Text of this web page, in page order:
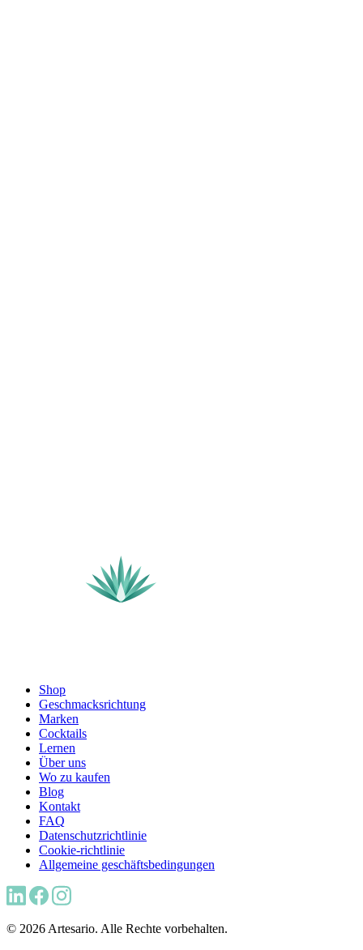
Shop
Geschmacksrichtung
Marken
Cocktails
Lernen
Über uns
Wo zu kaufen
Blog
Kontakt
FAQ
Datenschutzrichtlinie
Cookie-richtlinie
Allgemeine geschäftsbedingungen
© 2026 Artesario. Alle Rechte vorbehalten.